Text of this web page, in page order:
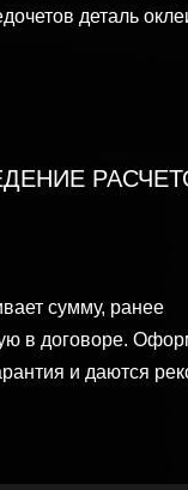
деталь
сумму, ранее
в договоре.
и даются